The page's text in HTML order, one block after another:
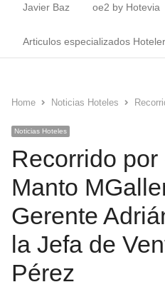
Javier Baz oe2 by Hotevia
Articulos especializados
Home Noticias Hoteles
Noticias Hoteles
Recorrido por
Manto
Gerente
la Jefa de
Pérez